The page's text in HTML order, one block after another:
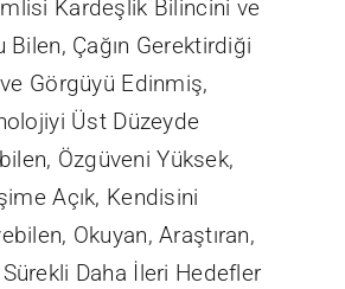
Kardeşlik Bilincini ve
Bilen, Çağın Gerektirdiği
Görgüyü Edinmiş,
Üst Düzeyde
Özgüveni Yüksek,
Açık, Kendisini
Okuyan, Araştıran,
Daha İleri Hedefler